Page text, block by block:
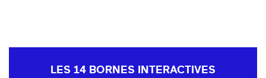
LES 14 BORNES INTERACTIVES